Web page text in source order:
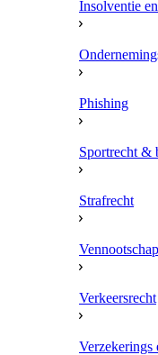
Insolventie
Phishing
Sportrecht &
Strafrecht
Verkeersrecht
Verzekerings